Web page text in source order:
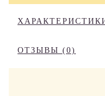
ОТЗЫВЫ (0)